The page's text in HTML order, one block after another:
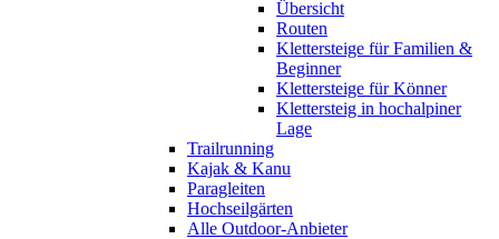
Übersicht
Routen
Klettersteige für Familien &
Beginner
Klettersteige für Könner
Klettersteig in hochalpiner
Lage
Trailrunning
Kajak & Kanu
Paragleiten
Hochseilgärten
Alle Outdoor-Anbieter